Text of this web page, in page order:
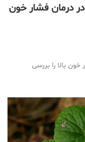
درمان فشار خون
بالا را بررسی